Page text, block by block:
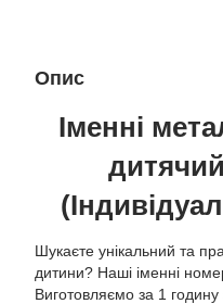
Опис
Іменні
Шукаєте унікальний та
дитини? Наші іменні
Виготовляємо за 1 годину